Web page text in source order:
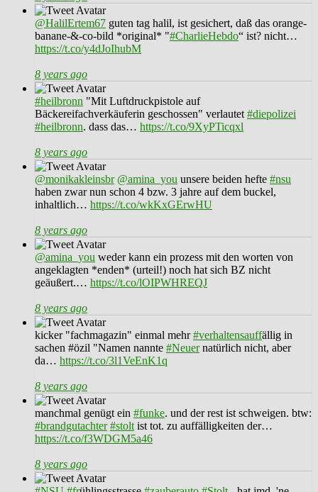
@HalilErtem67 guten tag halil, ist gesichert, daß das orange-
banane-&-co-bild *original* "#CharlieHebdo“ ist? nicht…
https://t.co/y4dJoIhubM
8 years ago
#heilbronn "Mit Luftdruckpistole auf
Bäckereifachverkäuferin geschossen" verlautet #diepolizei
#heilbronn. dass das… https://t.co/9XyPTicqxl
8 years ago
@monikakleinsbr @amina_you unsere beiden hefte #nsu
haben zwar nun schon 4 bzw. 3 jahre auf dem buckel,
inhaltlich… https://t.co/wkKxGErwHU
8 years ago
@amina_you weder kann ein prozess mit den worten von
angeklagten *enden* (urteil!) noch hat sich BZ nicht
geäußert.… https://t.co/lOIPWHREQJ
8 years ago
kicker "fachmagazin" einmal mehr#verhaltensauffällig in
sachen #özil "Namen nannte #Neuernatürlich nicht, aber
da… https://t.co/3l1VeEnK1q
8 years ago
manchmal genügt ein #funke. und der rest ist schweigen. btw:
#brandgutachter #stolt ist tot. zu auffälligkeiten der…
https://t.co/f3WDGM5a46
8 years ago